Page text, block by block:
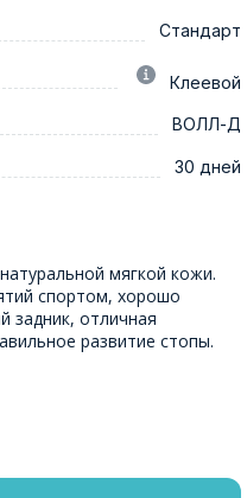
Стандарт
Клеевой
ВОЛЛ-Д
30 дней
мягкой кожи.
спортом, хорошо
задник, отличная
развитие стопы.